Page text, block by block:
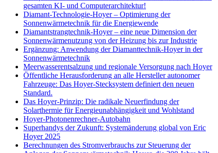
gesamten KI- und Computerarchitektur!
Diamant-Technologie-Hoyer – Optimierung der
Sonnenwärmetechnik für die Energiewende
Diamantstrangtechnik-Hoyer – eine neue Dimension der
Sonnenwärmenutzung von der Heizung bis zur Industrie
Ergänzung: Anwendung der Diamanttechnik-Hoyer in der
Sonnenwärmetechnik
Meerwasserentsalzung und regionale Versorgung nach Hoyer
Öffentliche Herausforderung an alle Hersteller autonomer
Fahrzeuge: Das Hoyer-Stecksystem definiert den neuen
Standard.
Das Hoyer-Prinzip: Die radikale Neuerfindung der
Solarthermie für Energieunabhängigkeit und Wohlstand
Hoyer-Photonenrechner-Autobahn
Superhandys der Zukunft: Systemänderung global von Eric
Hoyer 2025
Berechnungen des Stromverbrauchs zur Steuerung der